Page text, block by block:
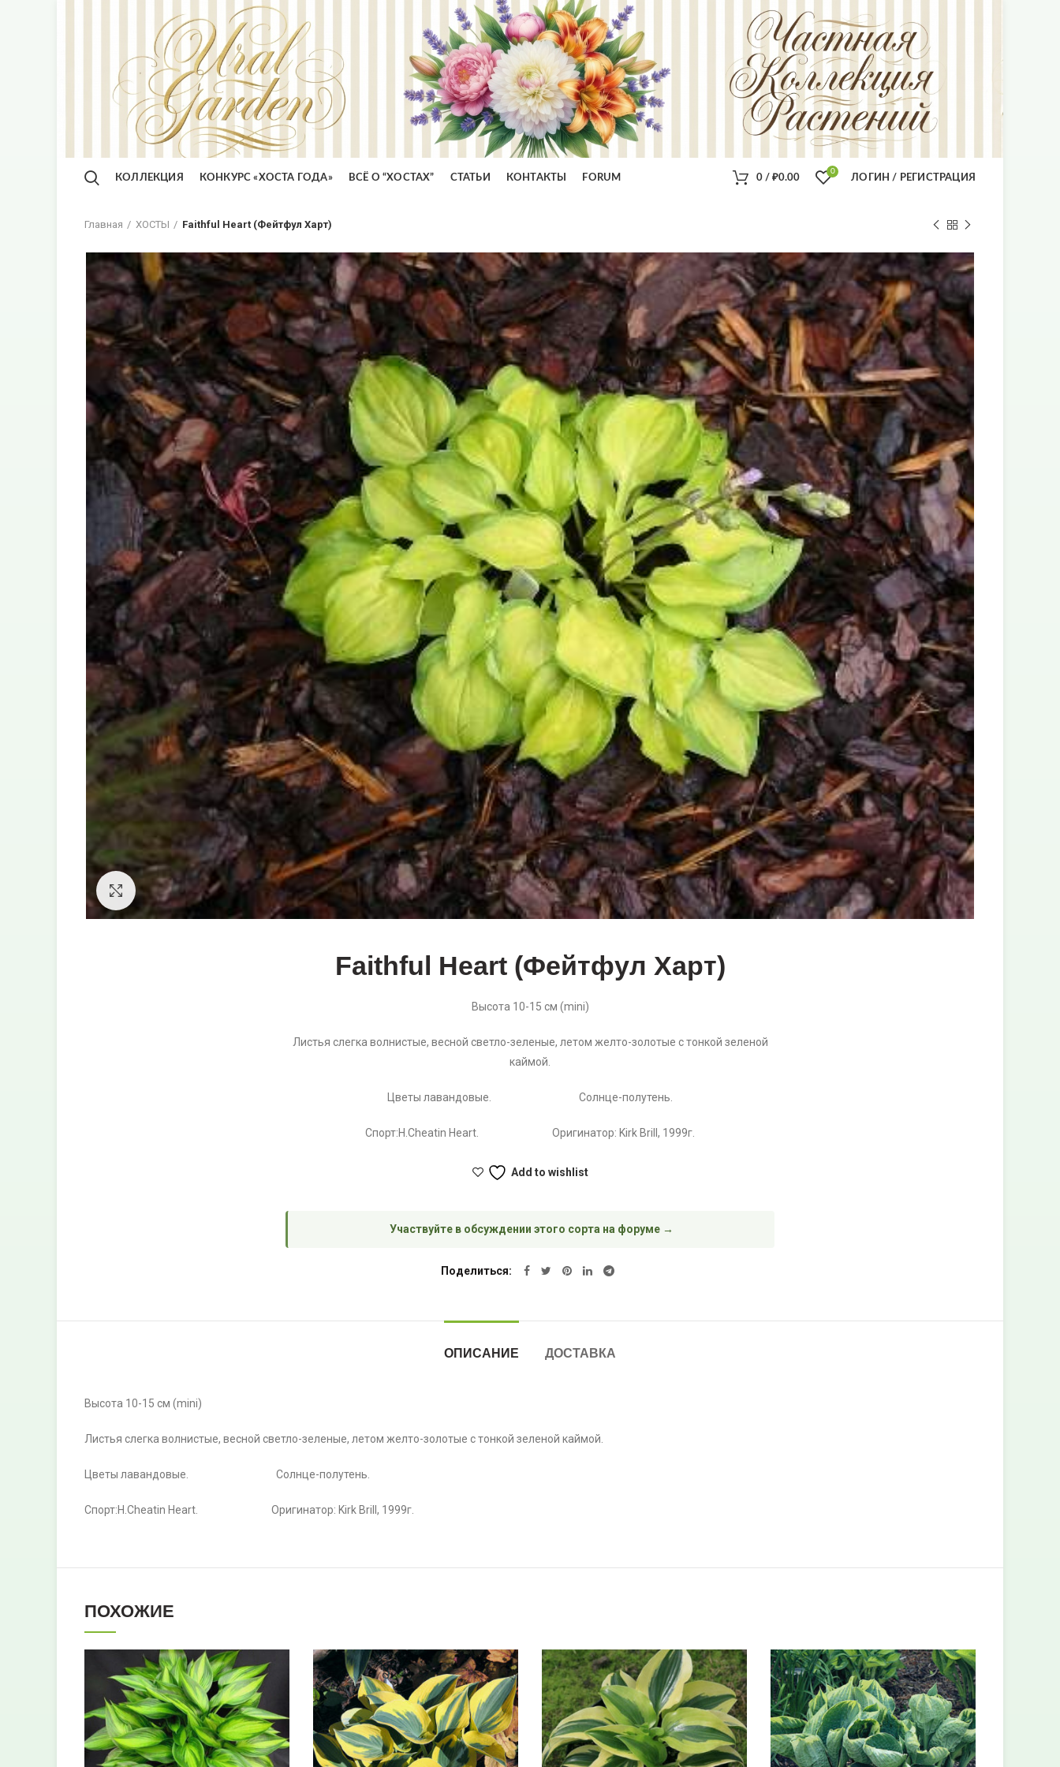
КОЛЛЕКЦИЯ КОНКУРС «ХОСТА ГОДА» ВСЁ О “ХОСТАХ” СТАТЬИ КОНТАКТЫ FORUM 0 / ₽0.00
0
ЛОГИН / РЕГИСТРАЦИЯ
Главная ХОСТЫ Faithful Heart (Фейтфул Харт)
Увеличить
Faithful Heart (Фейтфул Харт)
Высота 10-15 см (mini)
Листья слегка волнистые, весной светло-зеленые, летом желто-золотые с тонкой зеленой
каймой.
Цветы лавандовые. Солнце-полутень.
Спорт:H.Cheatin Heart. Оригинатор: Kirk Brill, 1999г.
Add to wishlist
Участвуйте в обсуждении этого сорта на форуме →
Поделиться
ОПИСАНИЕ ДОСТАВКА
Высота 10-15 см (mini)
Листья слегка волнистые, весной светло-зеленые, летом желто-золотые с тонкой зеленой каймой.
Цветы лавандовые. Солнце-полутень.
Спорт:H.Cheatin Heart. Оригинатор: Kirk Brill, 1999г.
ПОХОЖИЕ